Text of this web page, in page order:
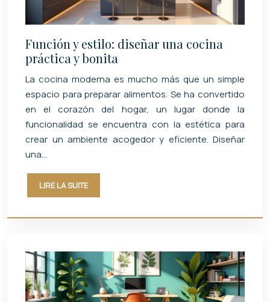
Función y estilo: diseñar una cocina
práctica y bonita
La cocina moderna es mucho más que un simple
espacio para preparar alimentos. Se ha convertido
en el corazón del hogar, un lugar donde la
funcionalidad se encuentra con la estética para
crear un ambiente acogedor y eficiente. Diseñar
una…
LIRE LA SUITE